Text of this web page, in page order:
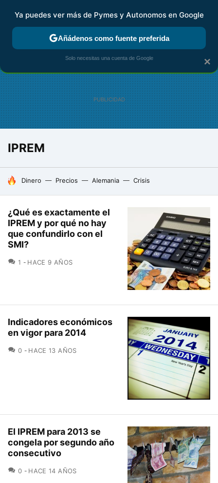
FISCALIDAD Y CONTABILIDAD KIT DIGITAL RENTA
IPREM
HOY SE HABLA DE
Dinero Precios Alemania Crisis
¿Qué es exactamente el
IPREM y por qué no hay
que confundirlo con el
SMI?
1 COMENTARIOS
HACE 9 AÑOS
Indicadores económicos
en vigor para 2014
0 COMENTARIOS
HACE 13 AÑOS
El IPREM para 2013 se
congela por segundo año
consecutivo
0 COMENTARIOS
HACE 14 AÑOS
×
Ya puedes ver más de Pymes y Autonomos en Google
Añádenos como fuente preferida
Solo necesitas una cuenta de Google